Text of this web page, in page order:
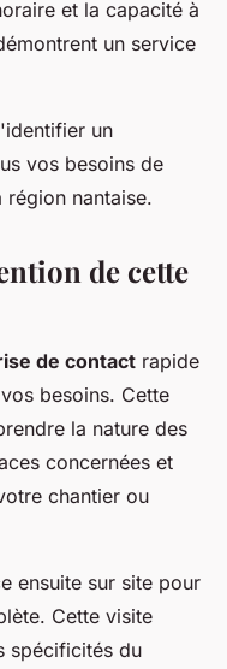
et la capacité à
un service
un
vos besoins de
nantaise.
de cette
de contact rapide
besoins. Cette
la nature des
concernées et
chantier ou
ensuite sur site pour
Cette visite
spécificités du